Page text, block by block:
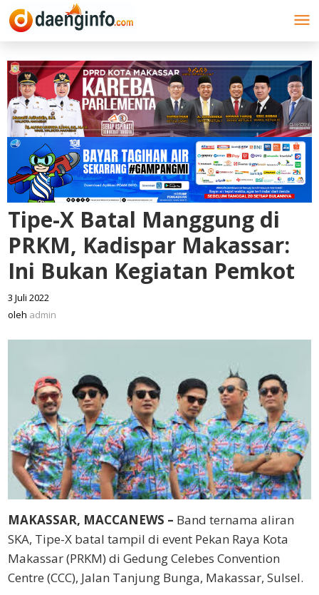
Lewati
ke
Tipe-X Batal Manggung di
PRKM, Kadispar Makassar:
Ini Bukan Kegiatan Pemkot
3 Juli 2022
oleh admin
MAKASSAR, MACCANEWS – Band ternama aliran
SKA, Tipe-X batal tampil di event Pekan Raya Kota
Makassar (PRKM) di Gedung Celebes Convention
Centre (CCC), Jalan Tanjung Bunga, Makassar, Sulsel.